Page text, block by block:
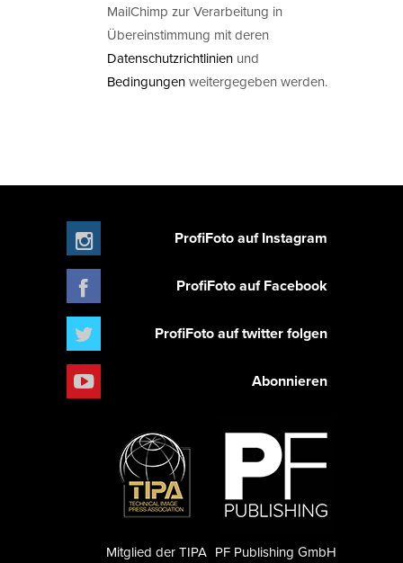
MailChimp zur Verarbeitung in
Übereinstimmung mit deren
Datenschutzrichtlinien und
Bedingungenweitergegeben werden.
ProfiFoto auf Instagram
ProfiFoto auf Facebook
ProfiFoto auf twitter folgen
Abonnieren
PF Publishing GmbH
Mitglied der TIPA